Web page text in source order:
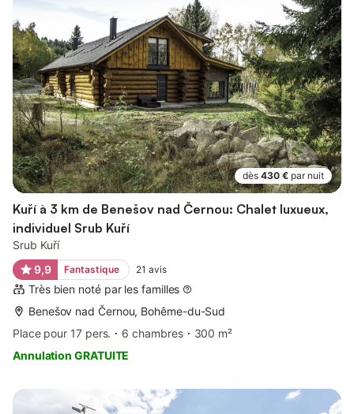
dès 430 € par nuit
Kuří à 3 km de Benešov nad Černou: Chalet luxueux,
individuel Srub Kuří
Srub Kuří
9,9
Fantastique 21 avis
Très bien noté par les familles
Benešov nad Černou, Bohême-du-Sud
Place pour 17 pers.
6 chambres
300 m²
Annulation GRATUITE